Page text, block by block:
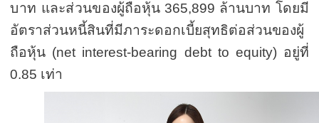
บาท และส่วนของผู้ถือหุ้น 365,899 ล้านบาท โดยมี
อัตราส่วนหนี้สินที่มีภาระดอกเบี้ยสุทธิต่อส่วนของผู้
ถือหุ้น (net interest-bearing debt to equity) อยู่ที่
0.85 เท่า